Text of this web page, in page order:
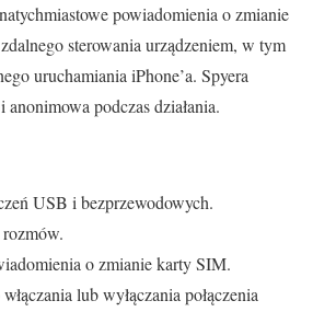
powiadomienia o zmianie
sterowania urządzeniem, w tym
uruchamiania iPhone’a. Spyera
podczas działania.
USB i bezprzewodowych.
o zmianie karty SIM.
lub wyłączania połączenia